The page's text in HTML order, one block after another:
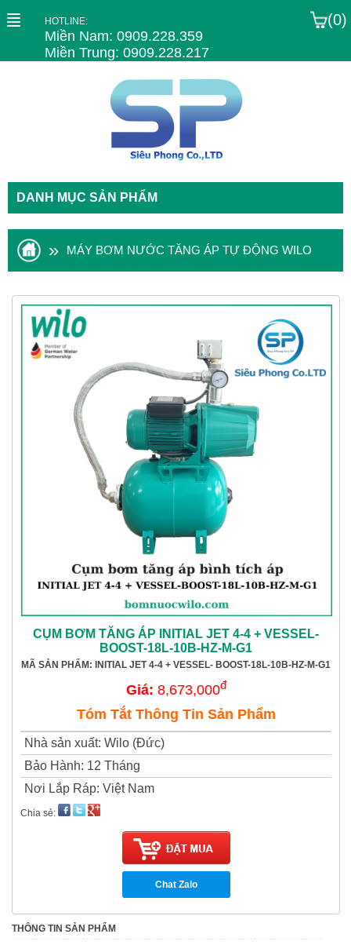
HOTLINE:
Miền Nam: 0909.228.359
Miền Trung: 0909.228.217
(0)
DANH MỤC SẢN PHẨM
» MÁY BƠM NƯỚC TĂNG ÁP TỰ ĐỘNG WILO
CỤM BƠM TĂNG ÁP INITIAL JET 4-4 + VESSEL-
BOOST-18L-10B-HZ-M-G1
MÃ SẢN PHẨM: INITIAL JET 4-4 + VESSEL- BOOST-18L-10B-HZ-M-G1
Giá: 8,673,000đ
Tóm Tắt Thông Tin Sản Phẩm
Nhà sản xuất: Wilo (Đức)
Bảo Hành: 12 Tháng
Nơi Lắp Ráp: Việt Nam
Chia sẻ:
Chat Zalo
THÔNG TIN SẢN PHẨM